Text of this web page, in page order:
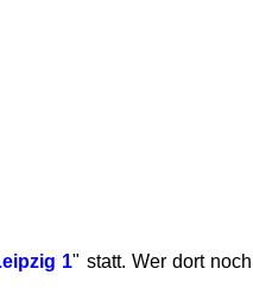
1" statt. Wer dort noch